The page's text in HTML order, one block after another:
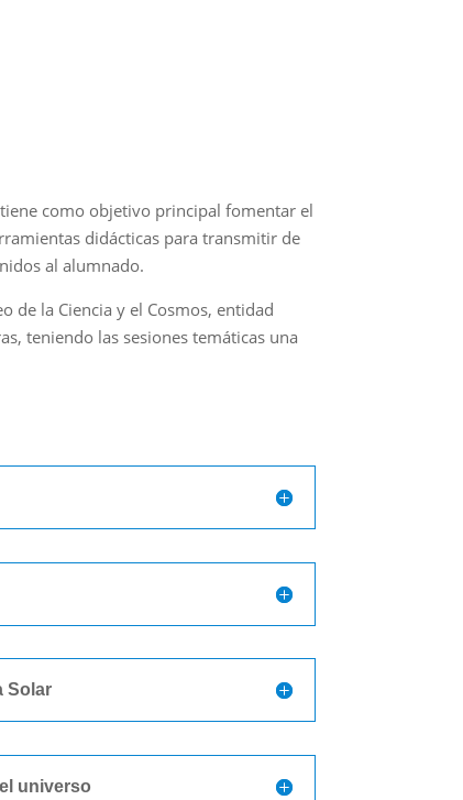
como objetivo principal fomentar el
didácticas para transmitir de
al alumnado.
de la Ciencia y el Cosmos, entidad
teniendo las sesiones temáticas una
Solar
universo